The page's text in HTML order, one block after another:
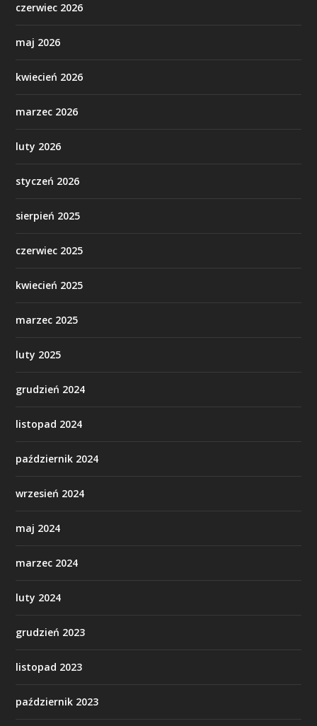
czerwiec 2026
maj 2026
kwiecień 2026
marzec 2026
luty 2026
styczeń 2026
sierpień 2025
czerwiec 2025
kwiecień 2025
marzec 2025
luty 2025
grudzień 2024
listopad 2024
październik 2024
wrzesień 2024
maj 2024
marzec 2024
luty 2024
grudzień 2023
listopad 2023
październik 2023